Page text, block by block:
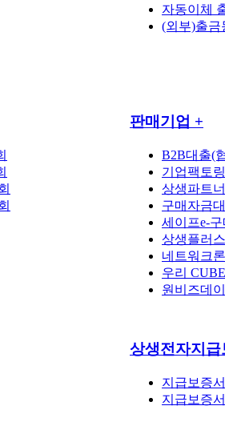
자동이체
(외부)출금
판매기업 +
B2B대출(
기업팩토
상생파트
구매자금
세이프e-
상생플러
네트워크
우리
원비즈데
상생전자지
지급보증
지급보증